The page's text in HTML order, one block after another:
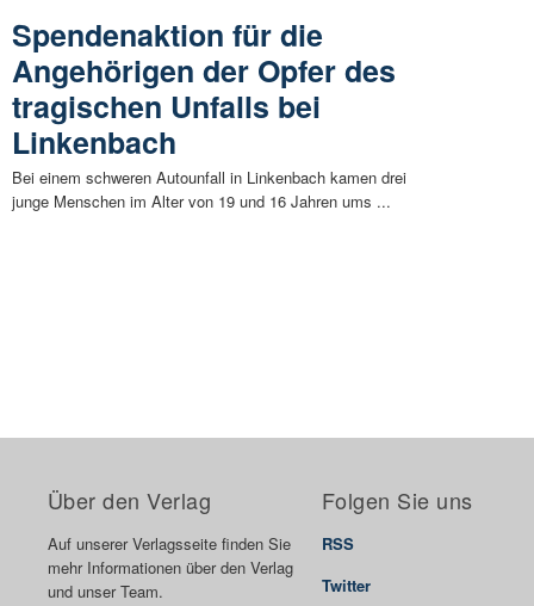
Spendenaktion für die
Angehörigen der Opfer des
tragischen Unfalls bei
Linkenbach
Bei einem schweren Autounfall in Linkenbach kamen drei
junge Menschen im Alter von 19 und 16 Jahren ums ...
Über den Verlag
Auf unserer Verlagsseite finden Sie
mehr Informationen über den Verlag
und unser Team.
Folgen Sie uns
RSS
Twitter